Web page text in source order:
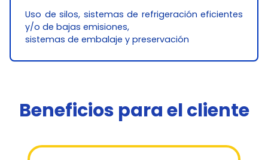
Uso de silos, sistemas de refrigeración eficientes
y/o de bajas emisiones,
sistemas de embalaje y preservación
Beneficios para el cliente